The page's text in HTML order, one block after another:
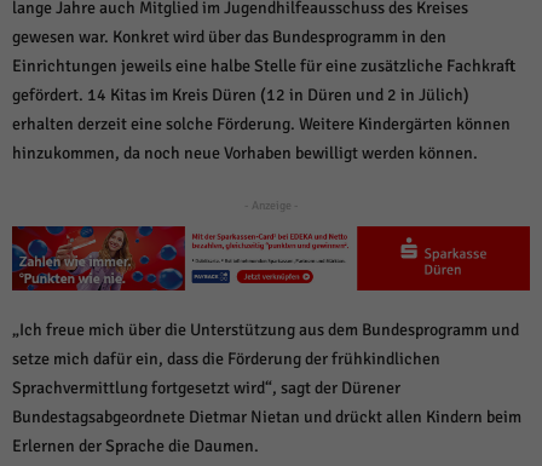
lange Jahre auch Mitglied im Jugendhilfeausschuss des Kreises
gewesen war. Konkret wird über das Bundesprogramm in den
Einrichtungen jeweils eine halbe Stelle für eine zusätzliche Fachkraft
gefördert. 14 Kitas im Kreis Düren (12 in Düren und 2 in Jülich)
erhalten derzeit eine solche Förderung. Weitere Kindergärten können
hinzukommen, da noch neue Vorhaben bewilligt werden können.
- Anzeige -
„Ich freue mich über die Unterstützung aus dem Bundesprogramm und
setze mich dafür ein, dass die Förderung der frühkindlichen
Sprachvermittlung fortgesetzt wird“, sagt der Dürener
Bundestagsabgeordnete Dietmar Nietan und drückt allen Kindern beim
Erlernen der Sprache die Daumen.
über Websites hinweg verfolgen.
Cookie-Informationen anzeigen
Externe Medien (6)
Inhalte von Videoplattformen und Social-Media-Plattformen werden
standardmäßig blockiert. Wenn Cookies von externen Medien akzeptiert
Cookie-Informationen anzeigen
powered by Borlabs Cookie Datenschutzerklärung